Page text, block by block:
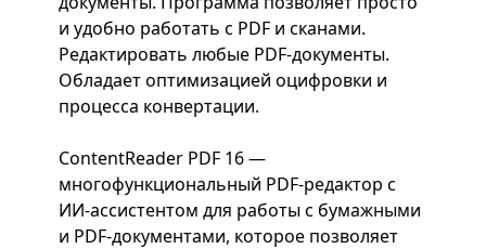
и удобно работать с PDF и сканами.
Редактировать любые PDF-документы.
Обладает оптимизацией оцифровки и
процесса конвертации.
ContentReader PDF 16 —
многофункциональный PDF-редактор с
ИИ-ассистентом для работы с бумажными
и PDF-документами, которое позволяет